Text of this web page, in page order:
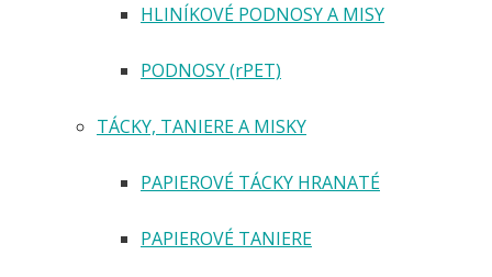
HLINÍKOVÉ PODNOSY A MISY
PODNOSY (rPET)
TÁCKY, TANIERE A MISKY
PAPIEROVÉ TÁCKY HRANATÉ
PAPIEROVÉ TANIERE